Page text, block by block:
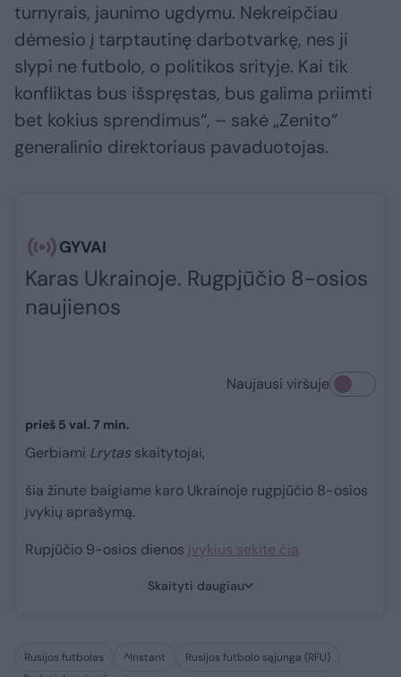
turnyrais, jaunimo ugdymu. Nekreipčiau
dėmesio į tarptautinę darbotvarkę, nes ji
slypi ne futbolo, o politikos srityje. Kai tik
konfliktas bus išspręstas, bus galima priimti
bet kokius sprendimus“, – sakė „Zenito“
generalinio direktoriaus pavaduotojas.
GYVAI
Karas Ukrainoje. Rugpjūčio 8-osios
naujienos
Naujausi viršuje
prieš 5 val. 7 min.
Gerbiami Lrytas skaitytojai,
šia žinute baigiame karo Ukrainoje rugpjūčio 8-osios
įvykių aprašymą.
Rupjūčio 9-osios dienos įvykius sekite čia.
Skaityti daugiau
Rusijos futbolas ^Instant
Rusijos futbolo sąjunga (RFU)